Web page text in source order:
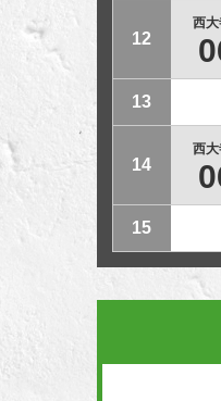
12
西大
13
14
西大
15